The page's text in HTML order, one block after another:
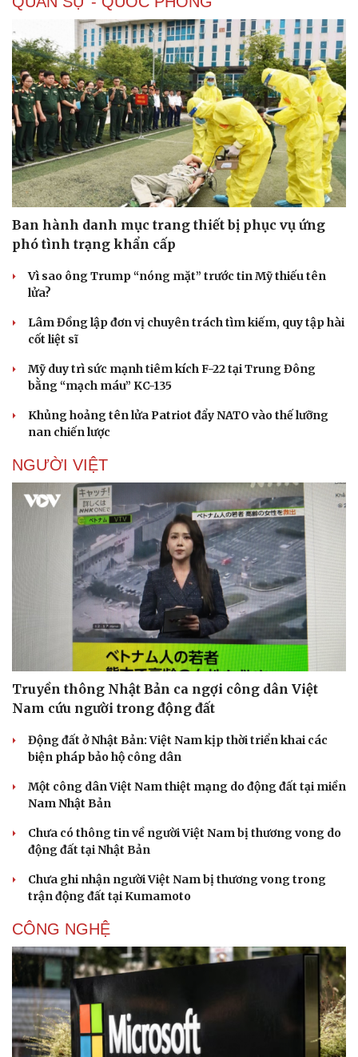
Lịch thi đấu bóng đá
Thế giới thể thao
eSports
Hậu trường
Xe máy
Tư vấn
Ban hành danh mục trang thiết bị phục vụ ứng
phó tình trạng khẩn cấp
Vì sao ông Trump “nóng mặt” trước tin Mỹ thiếu tên
lửa?
Lâm Đồng lập đơn vị chuyên trách tìm kiếm, quy tập hài
cốt liệt sĩ
Mỹ duy trì sức mạnh tiêm kích F-22 tại Trung Đông
bằng “mạch máu” KC-135
Khủng hoảng tên lửa Patriot đẩy NATO vào thế lưỡng
nan chiến lược
NGƯỜI VIỆT
Truyền thông Nhật Bản ca ngợi công dân Việt
Nam cứu người trong động đất
Động đất ở Nhật Bản: Việt Nam kịp thời triển khai các
biện pháp bảo hộ công dân
Một công dân Việt Nam thiệt mạng do động đất tại miền
Nam Nhật Bản
Chưa có thông tin về người Việt Nam bị thương vong do
động đất tại Nhật Bản
Chưa ghi nhận người Việt Nam bị thương vong trong
trận động đất tại Kumamoto
CÔNG NGHỆ